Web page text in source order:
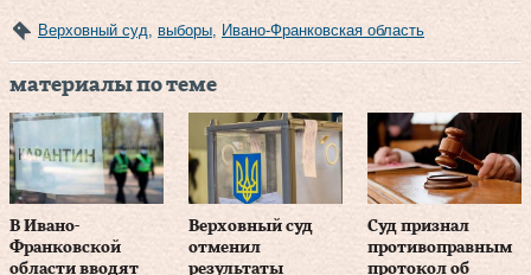
Верховный суд выборы Ивано-Франковская область
материалы по теме
В Ивано-
Франковской
области вводят
Верховный суд
отменил
результаты
Суд признал
противоправным
протокол об